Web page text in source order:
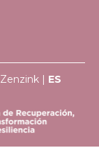
Zenzink | ES